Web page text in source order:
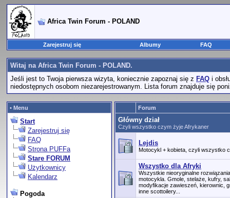
Africa Twin Forum - POLAND
Zarejestruj się Albumy FAQ
Witaj na Africa Twin Forum - POLAND.
Jeśli jest to Twoja pierwsza wizyta, koniecznie zapoznaj się z FAQ i
niedostępnych osobom niezarejestrowanym. Lista forum znajduje się
• Menu
Start
Zarejestruj się
FAQ
Strona PUFFa
Stare FORUM
Użytkownicy
Kalendarz
Pogoda
Forum
Główny dział
Czyli wszystko czym żyje Afrykaner
Lejdis
Motocykl + kobieta, czyli wszystko
Wszystko dla Afryki
Wszystkie nieoryginalne
motocykla. Gmole, stelaże, kufry,
modyfikacje zawieszeń, kierownic,
inne scottoilery...